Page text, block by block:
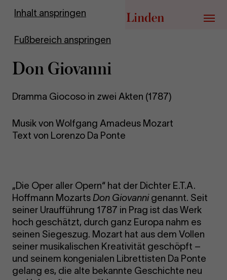
Inhalt anspringen
Fußbereich anspringen
Zur Startseite
Menü
Don Gio­van­ni
Dramma Giocoso in zwei Akten (1787)
Musik von Wolfgang Amadeus Mozart
Text von Lorenzo Da Ponte
„Die Oper aller Opern“ hat der Dichter E.T.A.
Hoffmann Mozarts Don Giovannigenannt. Seit
seiner Uraufführung 1787 in Prag ist das Werk
hoch geschätzt, durch ganz Europa nahm es
seinen Siegeszug. Mozart hat aus dem Vollen
seiner musikalischen Kreativität geschöpft –
und seinem kongenialen Librettisten Da Ponte
gelang es, die alte bekannte Geschichte neu